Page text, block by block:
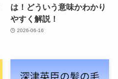
は！どういう意味かわかり
やすく解説！
2026-06-16